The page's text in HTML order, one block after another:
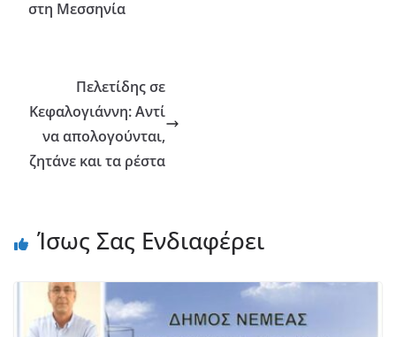
στη Μεσσηνία
Πελετίδης σε
Κεφαλογιάννη: Αντί
να απολογούνται,
ζητάνε και τα ρέστα
Ίσως Σας Ενδιαφέρει